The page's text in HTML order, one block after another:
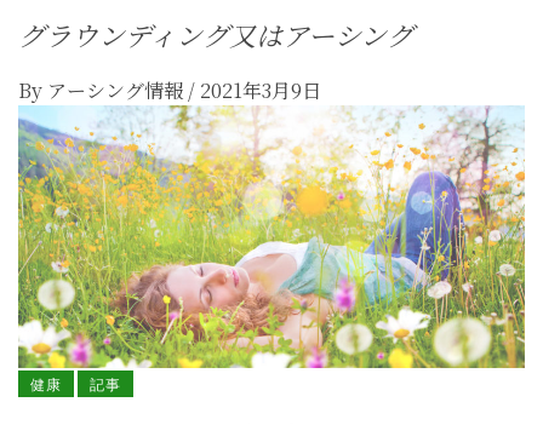
グラウンディング又はアーシング
By アーシング情報 / 2021年3月9日
健康 記事